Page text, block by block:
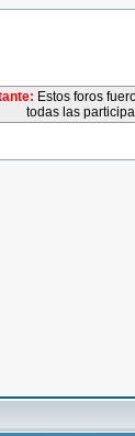
Estos foros
todas las